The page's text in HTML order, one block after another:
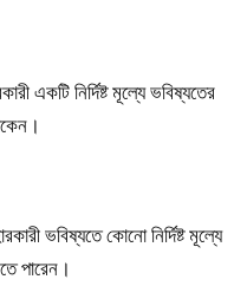
একটি নির্দিষ্ট মূল্যে ভবিষ্যতের
ভবিষ্যতে কোনো নির্দিষ্ট মূল্যে
পারেন।